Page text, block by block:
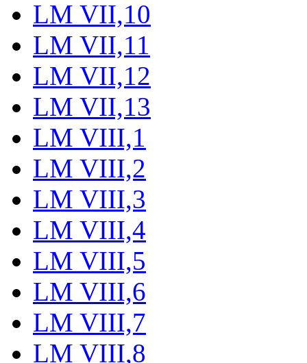
LM VII,10
LM VII,11
LM VII,12
LM VII,13
LM VIII,1
LM VIII,2
LM VIII,3
LM VIII,4
LM VIII,5
LM VIII,6
LM VIII,7
LM VIII,8